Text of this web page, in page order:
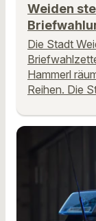
Weiden
Die Stadt
Hammerl
Reihen. Die